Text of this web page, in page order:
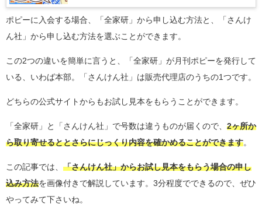
ポピーに入会する場合、「全家研」から申し込む方法と、「さんけ
ん社」から申し込む方法を選ぶことができます。
この2つの違いを簡単に言うと、「全家研」が月刊ポピーを発行して
いる、いわば本部。「さんけん社」は販売代理店のうちの1つです。
どちらの公式サイトからもお試し見本をもらうことができます。
「 全家研」と「さんけん社」で号数は違うものが届くので、 2ヶ所か
ら取り寄せるととさらにじっくり内容を確かめることができます。
この記事では、 「さんけん社」からお試し見本をもらう場合の申し
込み方法を画像付きで解説しています。3分程度でできるので、ぜひ
やってみて下さいね。